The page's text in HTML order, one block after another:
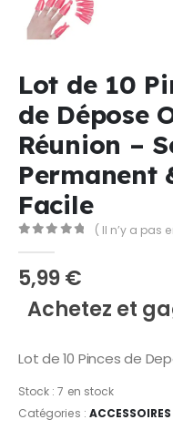
Lot de 10
de Dépose
Réunion –
Permanent
Facile
( Il n’y a pas
5,99€
Achetez et
Lot de 10 Pinces de
Stock :7 en stock
Catégories :